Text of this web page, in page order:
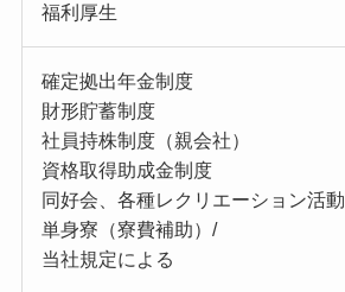
福利厚生
確定拠出年金制度
財形貯蓄制度
社員持株制度（親会社）
資格取得助成金制度
同好会、各種レクリエーション活動
単身寮（寮費補助）/
当社規定による